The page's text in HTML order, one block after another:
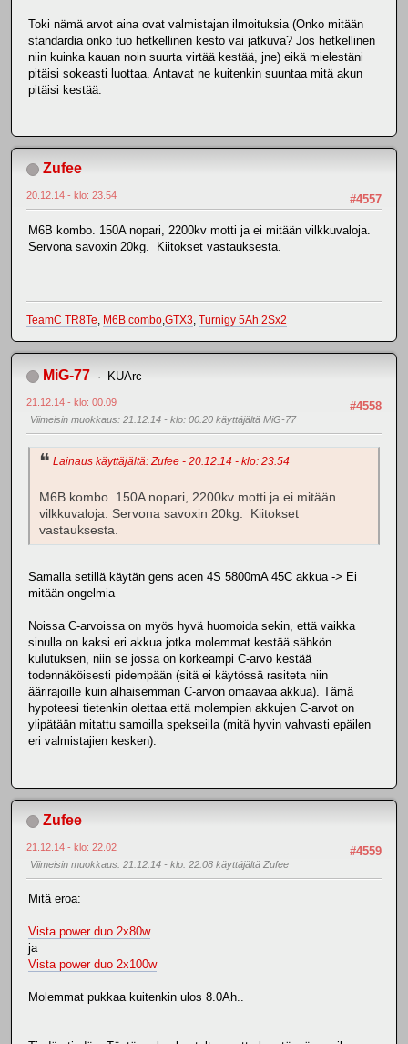
Toki nämä arvot aina ovat valmistajan ilmoituksia (Onko mitään
standardia onko tuo hetkellinen kesto vai jatkuva? Jos hetkellinen
niin kuinka kauan noin suurta virtää kestää, jne) eikä mielestäni
pitäisi sokeasti luottaa. Antavat ne kuitenkin suuntaa mitä akun
pitäisi kestää.
Zufee
#4557
20.12.14 - klo: 23.54
M6B kombo. 150A nopari, 2200kv motti ja ei mitään vilkkuvaloja.
Servona savoxin 20kg. Kiitokset vastauksesta.
TeamC TR8Te, M6B combo,GTX3, Turnigy 5Ah 2Sx2
MiG-77 KUArc
#4558
21.12.14 - klo: 00.09
Viimeisin muokkaus: 21.12.14 - klo: 00.20 käyttäjältä MiG-77
Lainaus käyttäjältä: Zufee - 20.12.14 - klo: 23.54
M6B kombo. 150A nopari, 2200kv motti ja ei mitään
vilkkuvaloja. Servona savoxin 20kg. Kiitokset
vastauksesta.
Samalla setillä käytän gens acen 4S 5800mA 45C akkua -> Ei
mitään ongelmia
Noissa C-arvoissa on myös hyvä huomoida sekin, että vaikka
sinulla on kaksi eri akkua jotka molemmat kestää sähkön
kulutuksen, niin se jossa on korkeampi C-arvo kestää
todennäköisesti pidempään (sitä ei käytössä rasiteta niin
äärirajoille kuin alhaisemman C-arvon omaavaa akkua). Tämä
hypoteesi tietenkin olettaa että molempien akkujen C-arvot on
ylipätään mitattu samoilla spekseilla (mitä hyvin vahvasti epäilen
eri valmistajien kesken).
Zufee
#4559
21.12.14 - klo: 22.02
Viimeisin muokkaus: 21.12.14 - klo: 22.08 käyttäjältä Zufee
Mitä eroa:
Vista power duo 2x80w
ja
Vista power duo 2x100w
Molemmat pukkaa kuitenkin ulos 8.0Ah..